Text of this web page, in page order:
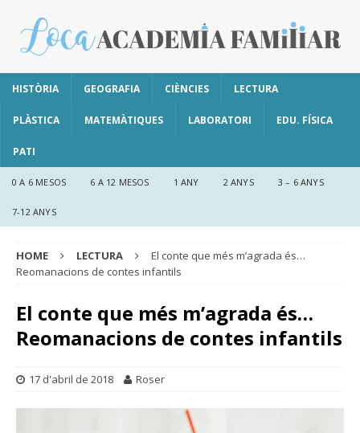
HISTÒRIA GEOGRAFIA CIÈNCIES LECTURA
PLÀSTICA MATEMÀTIQUES LABORATORI EDU. FÍSICA
PATI
0 A 6 MESOS 6 A 12 MESOS 1 ANY 2 ANYS 3 – 6 ANYS
7-12 ANYS
HOME LECTURA
El conte que més m’agrada és…
Reomanacions de contes infantils
El conte que més m’agrada és…
Reomanacions de contes infantils
17 d'abril de 2018 Roser